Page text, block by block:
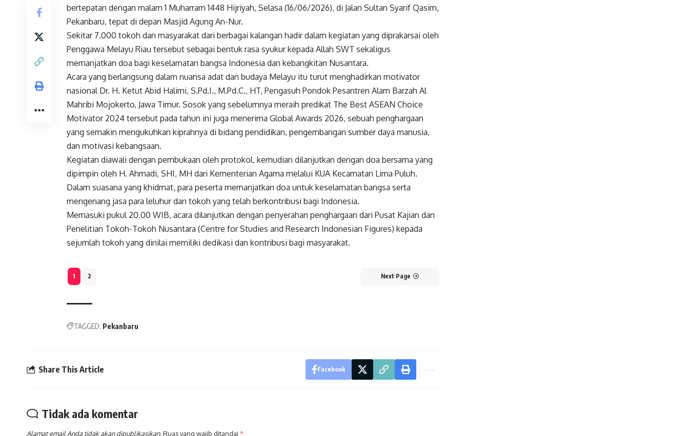
bertepatan dengan malam 1 Muharram 1448 Hijriyah, Selasa (16/06/2026), di Jalan Sultan Syarif Qasim,
Pekanbaru, tepat di depan Masjid Agung An-Nur.
Sekitar 7.000 tokoh dan masyarakat dari berbagai kalangan hadir dalam kegiatan yang diprakarsai oleh
Penggawa Melayu Riau tersebut sebagai bentuk rasa syukur kepada Allah SWT sekaligus
memanjatkan doa bagi keselamatan bangsa Indonesia dan kebangkitan Nusantara.
Acara yang berlangsung dalam nuansa adat dan budaya Melayu itu turut menghadirkan motivator
nasional Dr. H. Ketut Abid Halimi, S.Pd.I., M.Pd.C., HT, Pengasuh Pondok Pesantren Alam Barzah Al
Mahribi Mojokerto, Jawa Timur. Sosok yang sebelumnya meraih predikat The Best ASEAN Choice
Motivator 2024 tersebut pada tahun ini juga menerima Global Awards 2026, sebuah penghargaan
yang semakin mengukuhkan kiprahnya di bidang pendidikan, pengembangan sumber daya manusia,
dan motivasi kebangsaan.
Kegiatan diawali dengan pembukaan oleh protokol, kemudian dilanjutkan dengan doa bersama yang
dipimpin oleh H. Ahmadi, SHI, MH dari Kementerian Agama melalui KUA Kecamatan Lima Puluh.
Dalam suasana yang khidmat, para peserta memanjatkan doa untuk keselamatan bangsa serta
mengenang jasa para leluhur dan tokoh yang telah berkontribusi bagi Indonesia.
Memasuki pukul 20.00 WIB, acara dilanjutkan dengan penyerahan penghargaan dari Pusat Kajian dan
Penelitian Tokoh-Tokoh Nusantara (Centre for Studies and Research Indonesian Figures) kepada
sejumlah tokoh yang dinilai memiliki dedikasi dan kontribusi bagi masyarakat.
1 2 Next Page
TAGGED: Pekanbaru
Share This Article Facebook
Tidak ada komentar
Alamat email Anda tidak akan dipublikasikan.Ruas yang wajib ditandai *